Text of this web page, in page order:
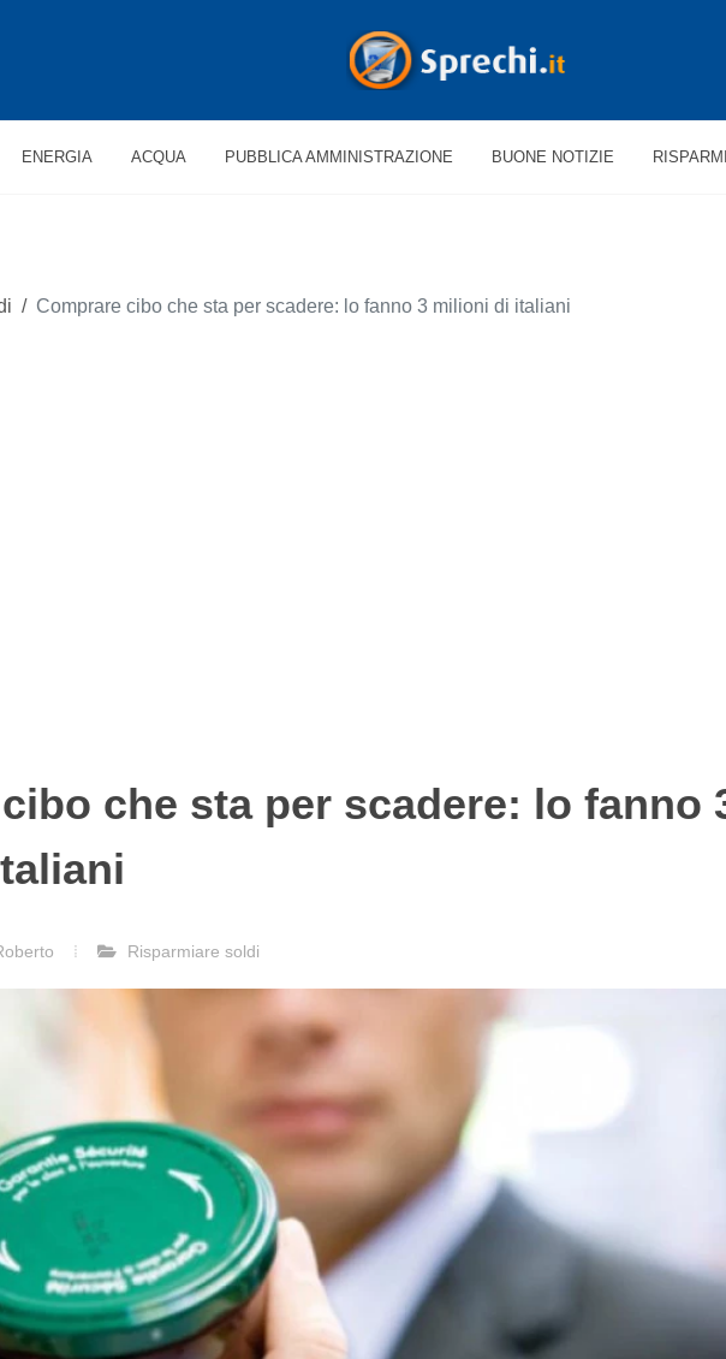
ENERGIA ACQUA PUBBLICA AMMINISTRAZIONE BUONE NOTIZIE
/ Comprare cibo che sta per scadere: lo fanno 3 milioni di italiani
che sta per scadere: lo fanno
Risparmiare soldi